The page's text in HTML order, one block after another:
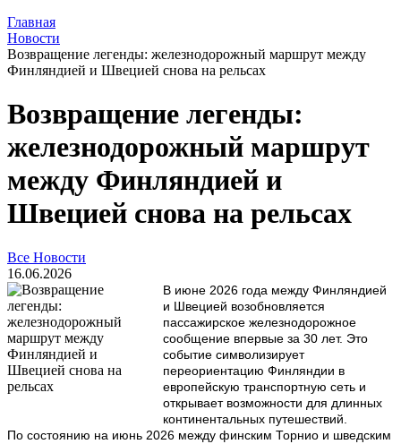
Главная
Новости
Возвращение легенды: железнодорожный маршрут между
Финляндией и Швецией снова на рельсах
Возвращение легенды:
железнодорожный маршрут
между Финляндией и
Швецией снова на рельсах
Все Новости
16.06.2026
В июне 2026 года между Финляндией
и Швецией возобновляется
пассажирское железнодорожное
сообщение впервые за 30 лет. Это
событие символизирует
переориентацию Финляндии в
европейскую транспортную сеть и
открывает возможности для длинных
континентальных путешествий.
По состоянию на июнь 2026 между финским Торнио и шведским